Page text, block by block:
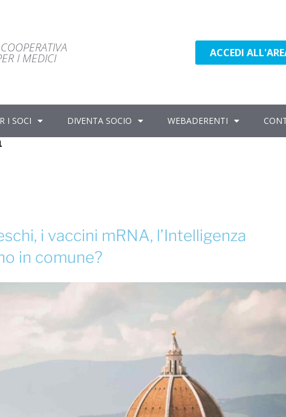
I MEDICI ACCEDI
I SOCI DIVENTA SOCIO WEBADERENTI
i vaccini mRNA, l’Intelligenza
in comune?